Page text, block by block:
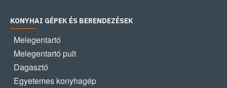
KONYHAI GÉPEK ÉS BERENDEZÉSEK
Melegentartó
Melegentartó pult
Dagasztó
Egyetemes konyhagép